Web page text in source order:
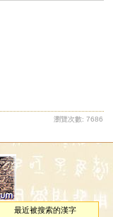
瀏覽次數: 7686
最近被搜索的漢字